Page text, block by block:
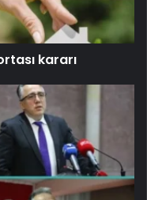
kararı